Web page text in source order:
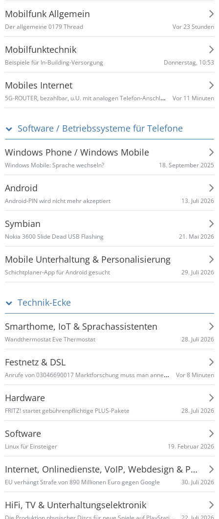
Mobilfunk Allgemein
​Der allgemeine 0179 Thread Vor 23 Stunden
Mobilfunktechnik
Beispiele für In-Building-Versorgung Donnerstag, 10:53
Mobiles Internet
5G-ROUTER, bezahlbar, u.U. mit analogen Telefon-Anschluss, VoNR Vor 11 Minuten
Software / Betriebssysteme für Telefone
Windows Phone / Windows Mobile
Windows Mobile: Sprache wechseln? 18. September 2025
Android
Android-PIN wird nicht mehr akzeptiert 13. Juli 2026
Symbian
Nokia 3600 Slide Dead USB Flashing 21. Mai 2026
Mobile Unterhaltung & Personalisierung
Schichtplaner-App für Android gesucht 29. Juli 2026
Technik-Ecke
Smarthome, IoT & Sprachassistenten
Wandthermostat Eve Thermostat 28. Juli 2026
Festnetz & DSL
Anrufe von 03046690017 Marktforschung muss man annehmen ??? Vor 8 Minuten
Hardware
FRITZ! startet gebührenpflichtige PLUS-Pakete 28. Juli 2026
Software
Linux für Einsteiger 19. Februar 2026
Internet, Onlinedienste, VoIP, Webdesign & Programmieren
EU verhängt Strafe von 890 Millionen Euro gegen Google 30. Juli 2026
HiFi, TV & Unterhaltungselektronik